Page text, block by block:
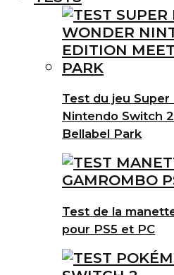
Test du jeu
Nintendo Switch
Bellabel Park
Test de la
pour PS5 et PC